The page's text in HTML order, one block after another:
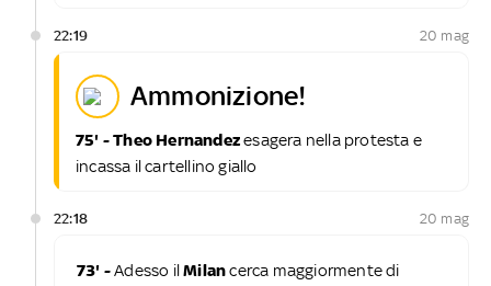
22:19 20 mag
ammonizione!
75' - Theo Hernandezesagera nella protesta e
incassa il cartellino giallo
22:18 20 mag
73' -Adesso ilMilancerca maggiormente di